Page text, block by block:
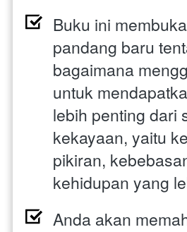
Buku ini
pandang baru
bagaimana
untuk
lebih penting dari
kekayaan, yaitu
pikiran,
Anda akan